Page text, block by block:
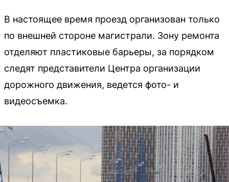
В настоящее время проезд организован только
по внешней стороне магистрали. Зону ремонта
отделяют пластиковые барьеры, за порядком
следят представители Центра организации
дорожного движения, ведется фото- и
видеосъемка.